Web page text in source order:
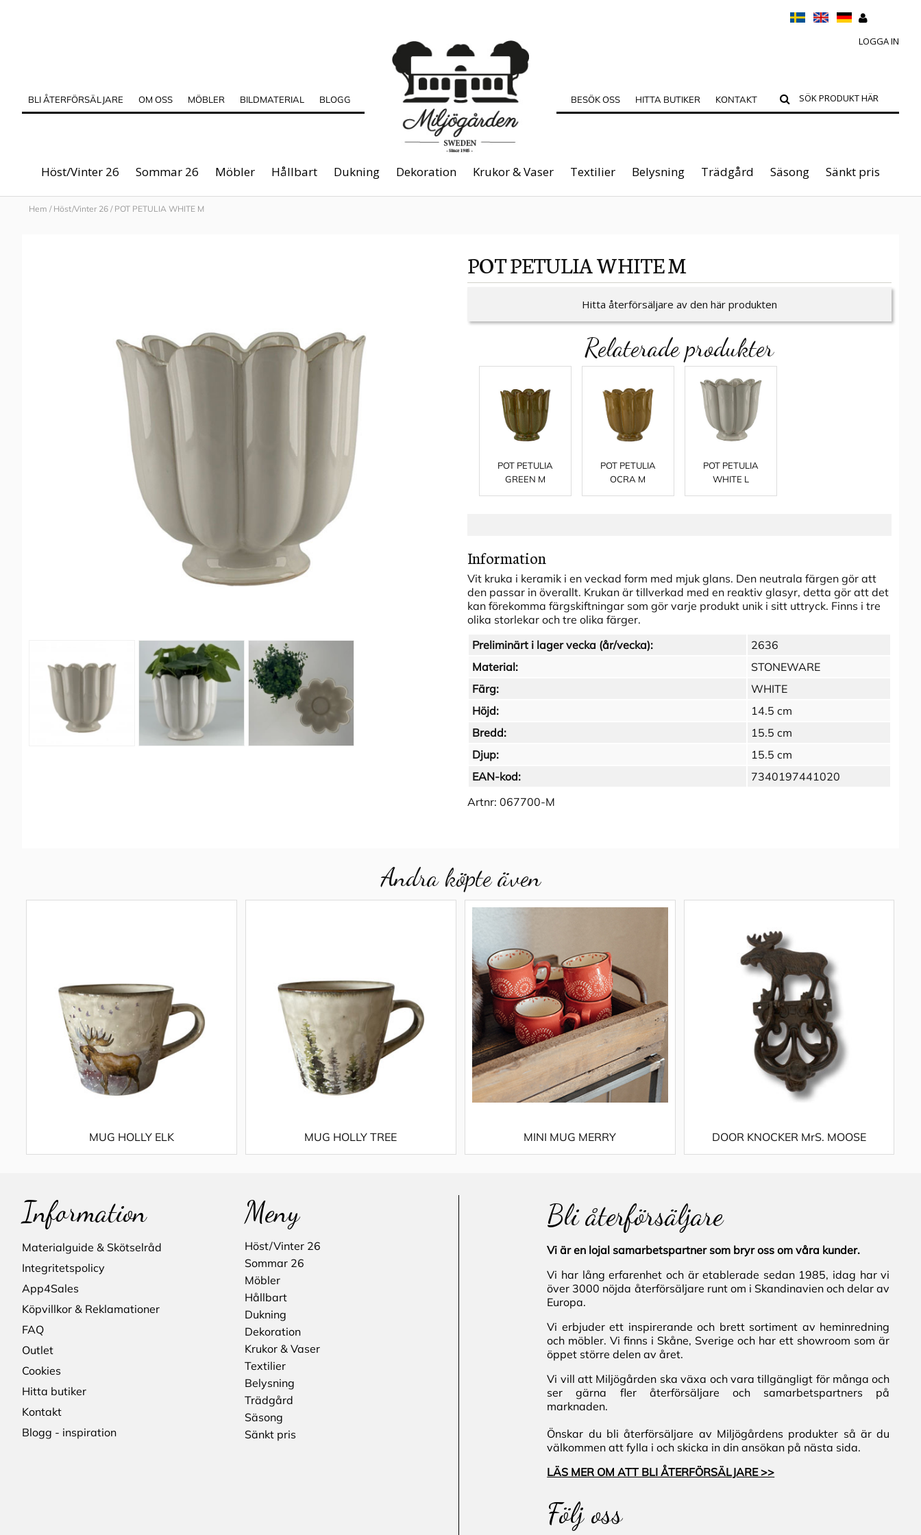
LOGGA IN
BLI ÅTERFÖRSÄLJARE OM OSS MÖBLER BILDMATERIAL BLOGG BESÖK OSS HITTA BUTIKER KONTAKT
Höst/Vinter 26 Sommar 26 Möbler Hållbart Dukning Dekoration Krukor & Vaser Textilier Belysning Trädgård Säsong Sänkt pris
Hem / Höst/Vinter 26 / POT PETULIA WHITE M
POT PETULIA WHITE M
Hitta återförsäljare av den här produkten
Relaterade produkter
POT PETULIA
GREEN M
POT PETULIA
OCRA M
POT PETULIA
WHITE L
Information
Vit kruka i keramik i en veckad form med mjuk glans. Den neutrala färgen gör att
den passar in överallt. Krukan är tillverkad med en reaktiv glasyr, detta gör att det
kan förekomma färgskiftningar som gör varje produkt unik i sitt uttryck. Finns i tre
olika storlekar och tre olika färger.
Preliminärt i lager vecka (år/vecka):
2636
Material:
STONEWARE
Färg:
WHITE
Höjd:
14.5 cm
Bredd:
15.5 cm
Djup:
15.5 cm
EAN-kod:
7340197441020
Artnr: 067700-M
Andra köpte även
MUG HOLLY ELK MUG HOLLY TREE MINI MUG MERRY DOOR KNOCKER MrS. MOOSE
Information
Materialguide & Skötselråd
Integritetspolicy
App4Sales
Köpvillkor & Reklamationer
FAQ
Outlet
Cookies
Hitta butiker
Kontakt
Blogg - inspiration
Meny
Höst/Vinter 26
Sommar 26
Möbler
Hållbart
Dukning
Dekoration
Krukor & Vaser
Textilier
Belysning
Trädgård
Säsong
Sänkt pris
Bli återförsäljare
Vi är en lojal samarbetspartner som bryr oss om våra kunder.
Vi har lång erfarenhet och är etablerade sedan 1985, idag har vi
över 3000 nöjda återförsäljare runt om i Skandinavien och delar av
Europa.
Vi erbjuder ett inspirerande och brett sortiment av heminredning
och möbler. Vi finns i Skåne, Sverige och har ett showroom som är
öppet större delen av året.
Vi vill att Miljögården ska växa och vara tillgängligt för många och
ser gärna fler återförsäljare och samarbetspartners på
marknaden.
Önskar du bli återförsäljare av Miljögårdens produkter så är du
välkommen att fylla i och skicka in din ansökan på nästa sida.
LÄS MER OM ATT BLI ÅTERFÖRSÄLJARE >>
Följ oss